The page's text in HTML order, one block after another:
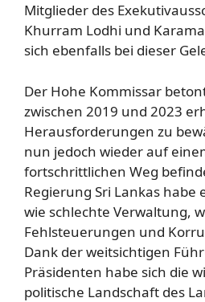
Mitglieder des
Khurram Lodhi und
sich ebenfalls bei dieser
Der Hohe Kommissar
zwischen 2019 und 2023
Herausforderungen zu
nun jedoch wieder auf
fortschrittlichen Weg
Regierung Sri Lankas habe
wie schlechte Verwaltung,
Fehlsteuerungen und
Dank der weitsichtigen
Präsidenten habe sich die
politische Landschaft des